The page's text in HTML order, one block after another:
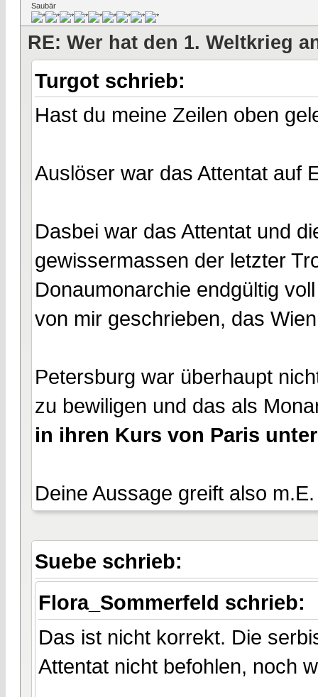
Saubär
RE: Wer hat den 1. Weltkrieg
Turgot schrieb:
Hast du meine Zeilen oben
Auslöser war das Attentat auf
Dasbei war das Attentat und
gewissermassen der letzter
Donaumonarchie endgültig
von mir geschrieben, das
Petersburg war überhaupt
zu bewiligen und das als
in ihren Kurs von Paris
Deine Aussage greift also
Suebe schrieb:
Flora_Sommerfeld schrieb:
Das ist nicht korrekt. Die
Attentat nicht befohlen, noch